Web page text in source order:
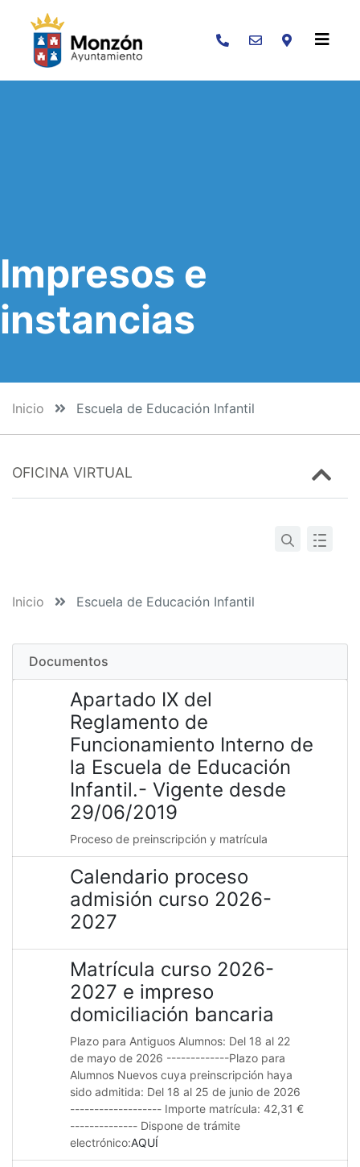
Buscar
Impresos e
instancias
Inicio Escuela de Educación Infantil
OFICINA VIRTUAL
Inicio Escuela de Educación Infantil
Documentos
Apartado IX del
Reglamento de
Funcionamiento Interno de
la Escuela de Educación
Infantil.- Vigente desde
29/06/2019
Proceso de preinscripción y matrícula
Calendario proceso
admisión curso 2026-
2027
Matrícula curso 2026-
2027 e impreso
domiciliación bancaria
Plazo para Antiguos Alumnos: Del 18 al 22
de mayo de 2026 -------------Plazo para
Alumnos Nuevos cuya preinscripción haya
sido admitida: Del 18 al 25 de junio de 2026
------------------- Importe matrícula: 42,31 €
-------------- Dispone de trámite
electrónico:AQUÍ